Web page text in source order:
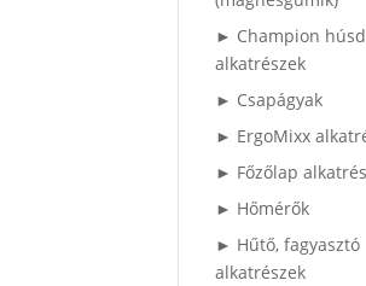
► Champion
alkatrészek
► Csapágyak
► ErgoMixx
► Főzőlap
► Hőmérők
► Hűtő, fagyasztó
alkatrészek